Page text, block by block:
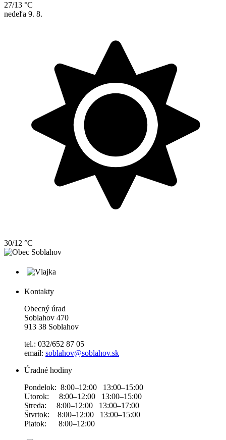
27/13 °C
nedeľa 9. 8.
30/12 °C
Kontakty
Obecný úrad
Soblahov 470
913 38 Soblahov
tel.: 032/652 87 05
email: soblahov@soblahov.sk
Úradné hodiny
Pondelok: 8:00–12:00 13:00–15:00
Utorok: 8:00–12:00 13:00–15:00
Streda: 8:00–12:00 13:00–17:00
Štvrtok: 8:00–12:00 13:00–15:00
Piatok: 8:00–12:00